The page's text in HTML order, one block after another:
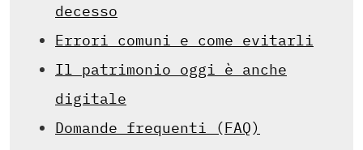
decesso
Errori comuni e come evitarli
Il patrimonio oggi è anche
digitale
Domande frequenti (FAQ)